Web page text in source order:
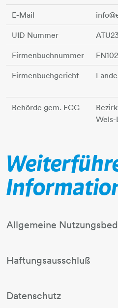
E-Mail
UID Nummer
Firmenbuchnummer
Firmenbuchgericht
Behörde gem. ECG
Wels-
Allgemeine
Haftungsausschluß
Datenschutz